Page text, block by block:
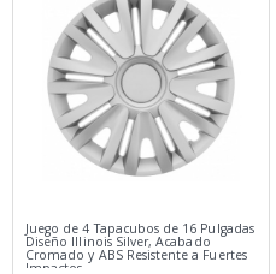
Juego de 4 Tapacubos de 16 Pulgadas
Diseño Illinois Silver, Acabado
Cromado y ABS Resistente a Fuertes
Impactos